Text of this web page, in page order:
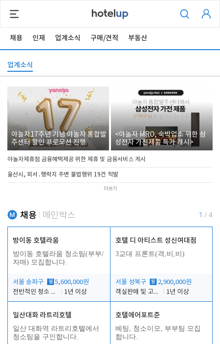
채용 인재 업계소식 구매/견적 부동산
업계소식
야놀자17주년 기념 야놀자 통합발
주센터 할인 프로모션 진행
<야놀자 MRO, 숙박업소 위한 삼
성전자 가전제품 특가 개시>
야놀자제휴점 금융혜택제공 위한 제휴 및 금융서비스 게시
울산시, 피서․행락지 주변 불법행위 19건 적발
더보기
채용 메인박스 1 / 4
방이동 호텔라움
방이동 호텔라움 청소팀(부부/
자매) 모집합니다.
서울 송파구 월 5,600,000원
전반적인 청소 업무(객실청소.객실정리)
1년 이상
호텔 디 아티스트 성신여대점
3교대 프론트(격,비,비)
서울 성북구 월 2,900,000원
객실판매 및 고객응대
1년 이상
일산대화 라트리호텔
일산 대화역 라트리호텔에서
청소팀을 구인합니다.
호텔에어포트준
베팅, 청소이모, 부부팀 모집
합니다.